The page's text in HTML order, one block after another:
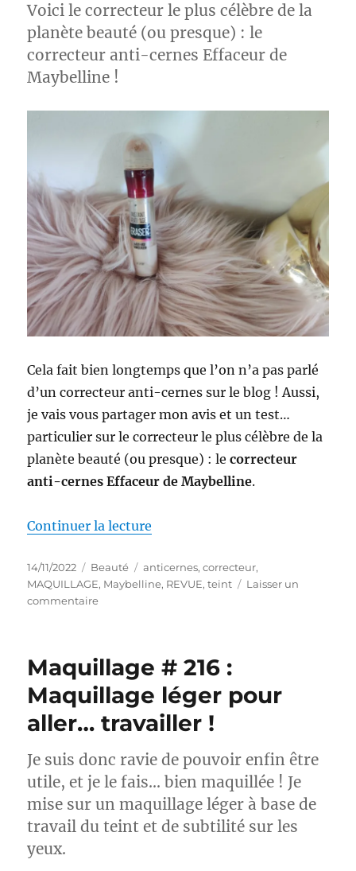
Voici le correcteur le plus célèbre de la
planète beauté (ou presque) : le
correcteur anti-cernes Effaceur de
Maybelline !
Cela fait bien longtemps que l’on n’a pas parlé
d’un correcteur anti-cernes sur le blog ! Aussi,
je vais vous partager mon avis et un test…
particulier sur le correcteur le plus célèbre de la
planète beauté (ou presque) : lecorrecteur
anti-cernes Effaceur de Maybelline.
Continuer la lecture
Publié
le
14/11/2022 Catégories
Beauté Étiquettes
anticernes,correcteur,
MAQUILLAGE, Maybelline, REVUE,teint
Laisser un
commentairesur
Correcteur
anti-
cernes
Effaceur
Maybelline
Maquillage # 216 :
Maquillage léger pour
aller… travailler !
Je suis donc ravie de pouvoir enfin être
utile, et je le fais… bien maquillée ! Je
mise sur un maquillage léger à base de
travail du teint et de subtilité sur les
yeux.